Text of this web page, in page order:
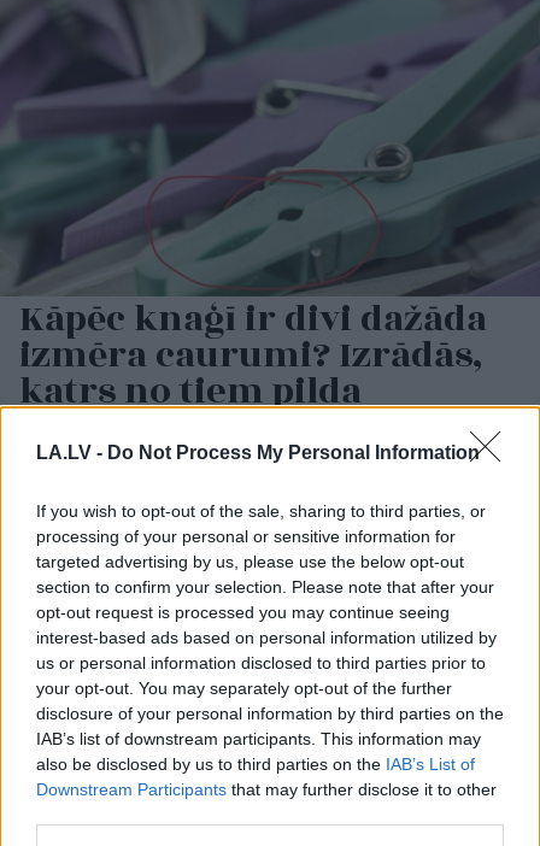
LA.LV - Do Not Process My Personal Information
If you wish to opt-out of the sale, sharing to third parties, or
processing of your personal or sensitive information for
targeted advertising by us, please use the below opt-out
section to confirm your selection. Please note that after your
opt-out request is processed you may continue seeing
interest-based ads based on personal information utilized by
us or personal information disclosed to third parties prior to
your opt-out. You may separately opt-out of the further
disclosure of your personal information by third parties on the
IAB’s list of downstream participants. This information may
also be disclosed by us to third parties on the IAB’s List of
Downstream Participants that may further disclose it to other
Kāpēc knaģī ir divi dažāda
izmēra caurumi? Izrādās,
katrs no tiem pilda
Vaitavs telefons tevi
izspiego? 5
brīdinājuma pazīmes,
ko nedrīkst ignorēt
Smiltis mājās darbojas
kā smilšpapīrs: kuras
grīdas tās bojā
visātrāk?